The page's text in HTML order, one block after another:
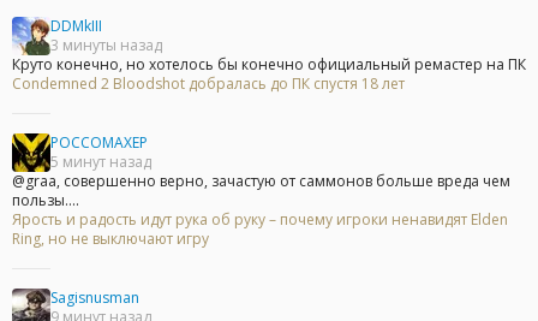
DDMkIII
3 минуты назад
Круто конечно, но хотелось бы конечно официальный ремастер на ПК
Condemned 2 Bloodshot добралась до ПК спустя 18 лет
POCCOMAXEP
5 минут назад
@graa, совершенно верно, зачастую от саммонов больше вреда чем
пользы....
Ярость и радость идут рука об руку – почему игроки ненавидят Elden
Ring, но не выключают игру
Sagisnusman